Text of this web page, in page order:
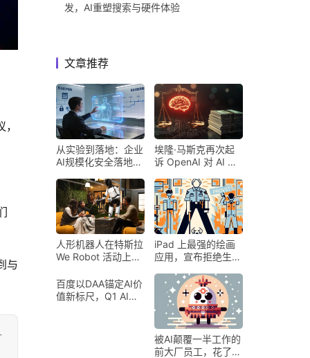
与
发，AI重塑搜索与硬件体验
文章推荐
从实验到落地：企业
AI规模化安全落地的
埃隆·马斯克再次起
诉 OpenAI 对 AI 行
人形机器人在特斯拉
We Robot 活动上为
iPad 上最强的绘画
应用，宣布拒绝生成
百度以DAA锚定AI价
值新标尺，Q1 AI营
被AI颠覆一半工作的
前大厂员工，花了8